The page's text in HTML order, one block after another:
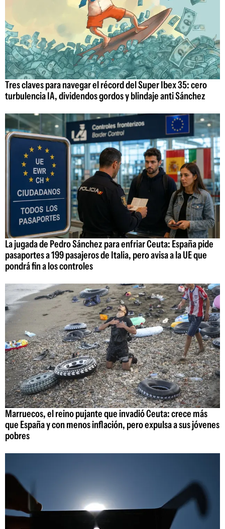
Tres claves para navegar el récord del Super Ibex 35: cero
turbulencia IA, dividendos gordos y blindaje anti Sánchez
La jugada de Pedro Sánchez para enfriar Ceuta: España pide
pasaportes a 199 pasajeros de Italia, pero avisa a la UE que
pondrá fin a los controles
Marruecos, el reino pujante que invadió Ceuta: crece más
que España y con menos inflación, pero expulsa a sus jóvenes
pobres